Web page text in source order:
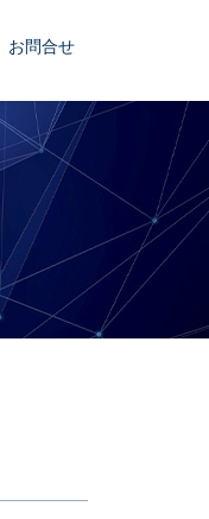
お問合せ